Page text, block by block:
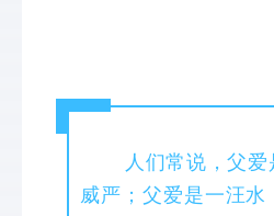
人们常说，父
威严；父爱是一汪水